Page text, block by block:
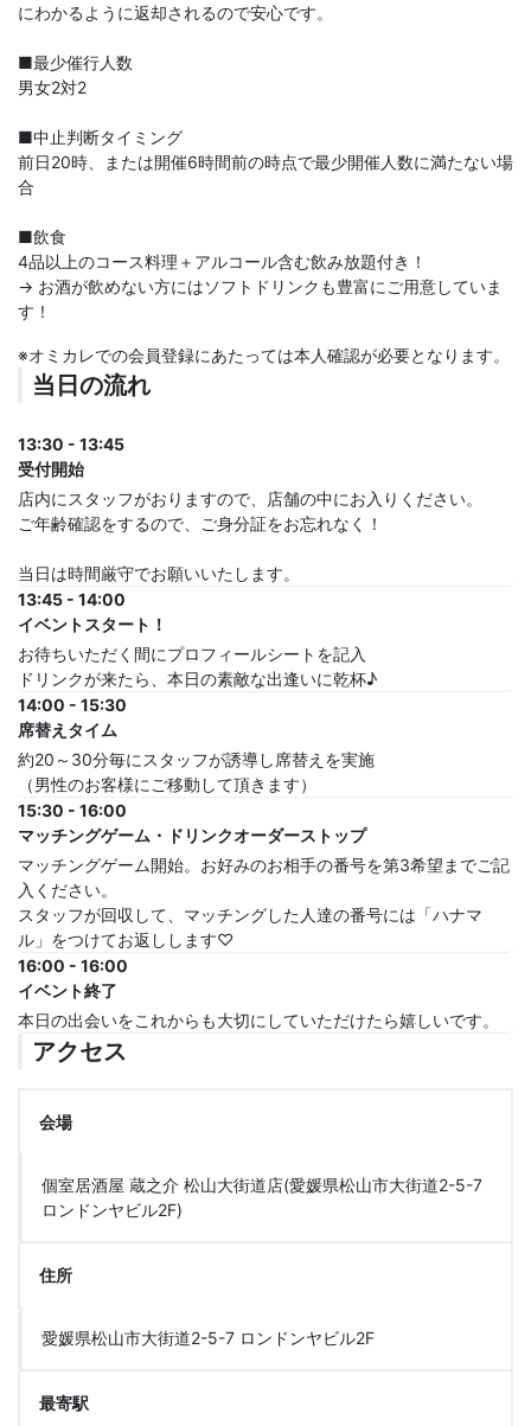
にわかるように返却されるので安心です。
■最少催行人数
男女2対2
■中止判断タイミング
前日20時、または開催6時間前の時点で最少開催人数に満たない場
合
■飲食
4品以上のコース料理＋アルコール含む飲み放題付き！
→ お酒が飲めない方にはソフトドリンクも豊富にご用意していま
す！
※オミカレでの会員登録にあたっては本人確認が必要となります。
当日の流れ
13:30 - 13:45
受付開始
店内にスタッフがおりますので、店舗の中にお入りください。
ご年齢確認をするので、ご身分証をお忘れなく！
当日は時間厳守でお願いいたします。
13:45 - 14:00
イベントスタート！
お待ちいただく間にプロフィールシートを記入
ドリンクが来たら、本日の素敵な出逢いに乾杯♪
14:00 - 15:30
席替えタイム
約20～30分毎にスタッフが誘導し席替えを実施
（男性のお客様にご移動して頂きます）
15:30 - 16:00
マッチングゲーム・ドリンクオーダーストップ
マッチングゲーム開始。お好みのお相手の番号を第3希望までご記
入ください。
スタッフが回収して、マッチングした人達の番号には「ハナマ
ル」をつけてお返しします♡
16:00 - 16:00
イベント終了
本日の出会いをこれからも大切にしていただけたら嬉しいです。
アクセス
会場
個室居酒屋 蔵之介 松山大街道店(愛媛県松山市大街道2-5-7
ロンドンヤビル2F)
住所
愛媛県松山市大街道2-5-7 ロンドンヤビル2F
最寄駅